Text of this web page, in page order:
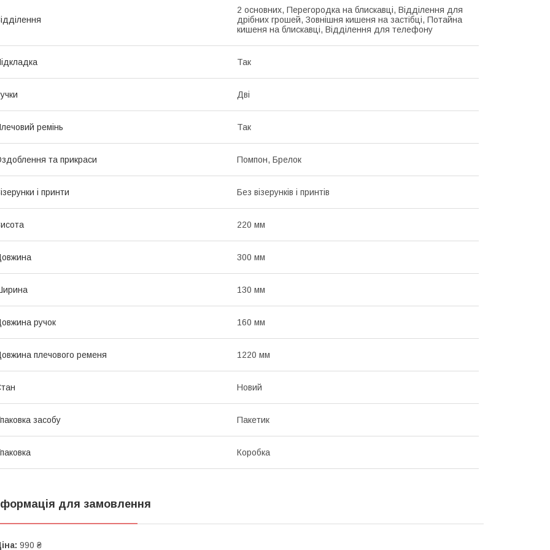
2 основних, Перегородка на блискавці, Відділення для
дрібних грошей, Зовнішня кишеня на застібці, Потайна
кишеня на блискавці, Відділення для телефону
Так
Дві
ремінь Так
та прикраси Помпон, Брелок
і принти Без візерунків і принтів
220 мм
300 мм
130 мм
ручок 160 мм
плечового ременя 1220 мм
Новий
засобу Пакетик
Коробка
для замовлення
990 ₴